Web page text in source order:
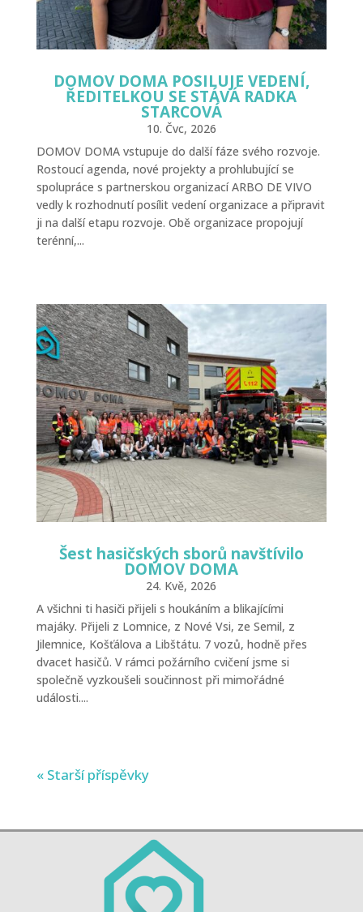
DOMOV DOMA POSILUJE VEDENÍ,
ŘEDITELKOU SE STÁVÁ RADKA
STARCOVÁ
10. Čvc, 2026
DOMOV DOMA vstupuje do další fáze svého rozvoje.
Rostoucí agenda, nové projekty a prohlubující se
spolupráce s partnerskou organizací ARBO DE VIVO
vedly k rozhodnutí posílit vedení organizace a připravit
ji na další etapu rozvoje. Obě organizace propojují
terénní,...
Šest hasičských sborů navštívilo
DOMOV DOMA
24. Kvě, 2026
A všichni ti hasiči přijeli s houkáním a blikajícími
majáky. Přijeli z Lomnice, z Nové Vsi, ze Semil, z
Jilemnice, Košťálova a Libštátu. 7 vozů, hodně přes
dvacet hasičů. V rámci požárního cvičení jsme si
společně vyzkoušeli součinnost při mimořádné
události....
« Starší příspěvky